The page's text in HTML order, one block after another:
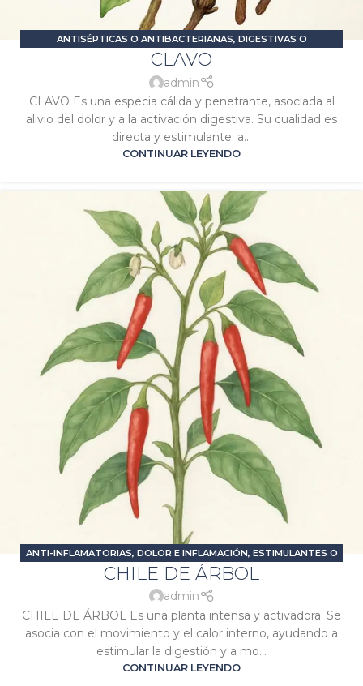
ANTISÉPTICAS O ANTIBACTERIANAS, DIGESTIVAS O
DOLOR E INFLAMACIÓN,
SIGNATURA MARTE
SIGNATURA SOL
CLAVO
admin
CLAVO Es una especia cálida y penetrante, asociada al
alivio del dolor y a la activación digestiva. Su cualidad es
directa y estimulante: a...
CONTINUAR LEYENDO
ANTI-INFLAMATORIAS, DOLOR E INFLAMACIÓN, ESTIMULANTES O
ENERGIZANTES,PROBLEMAS DIGESTIVOS,SIGNATURA MARTE
SIGNATURA SOL
CHILE DE ÁRBOL
admin
CHILE DE ÁRBOL Es una planta intensa y activadora. Se
asocia con el movimiento y el calor interno, ayudando a
estimular la digestión y a mo...
CONTINUAR LEYENDO